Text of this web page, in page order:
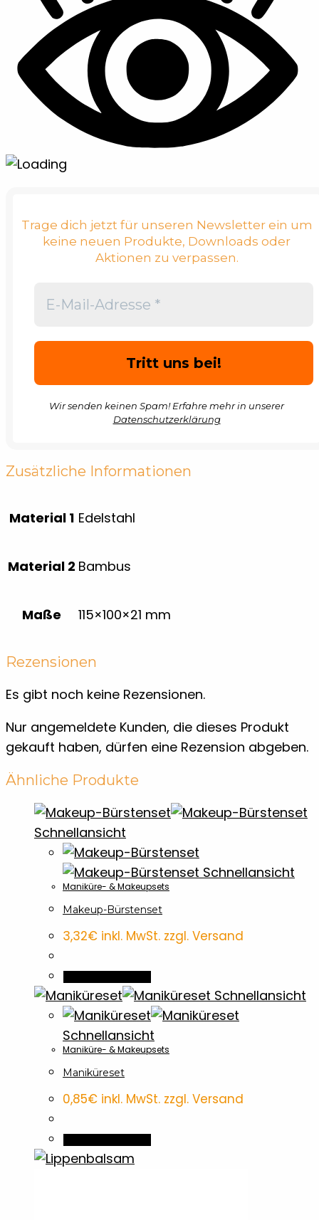
Trage dich jetzt für unseren Newsletter ein um
keine neuen Produkte, Downloads oder
Aktionen zu verpassen.
Wir senden keinen Spam! Erfahre mehr in unserer
Datenschutzerklärung
Zusätzliche Informationen
Material 1 Edelstahl
Material 2 Bambus
Maße 115×100×21 mm
Rezensionen
Es gibt noch keine Rezensionen.
Nur angemeldete Kunden, die dieses Produkt
gekauft haben, dürfen eine Rezension abgeben.
Ähnliche Produkte
Schnellansicht
Schnellansicht
Maniküre- & Makeupsets
Makeup-Bürstenset
3,32€ inkl. MwSt. zzgl. Versand
Schnellansicht
Schnellansicht
Maniküre- & Makeupsets
Maniküreset
0,85€ inkl. MwSt. zzgl. Versand